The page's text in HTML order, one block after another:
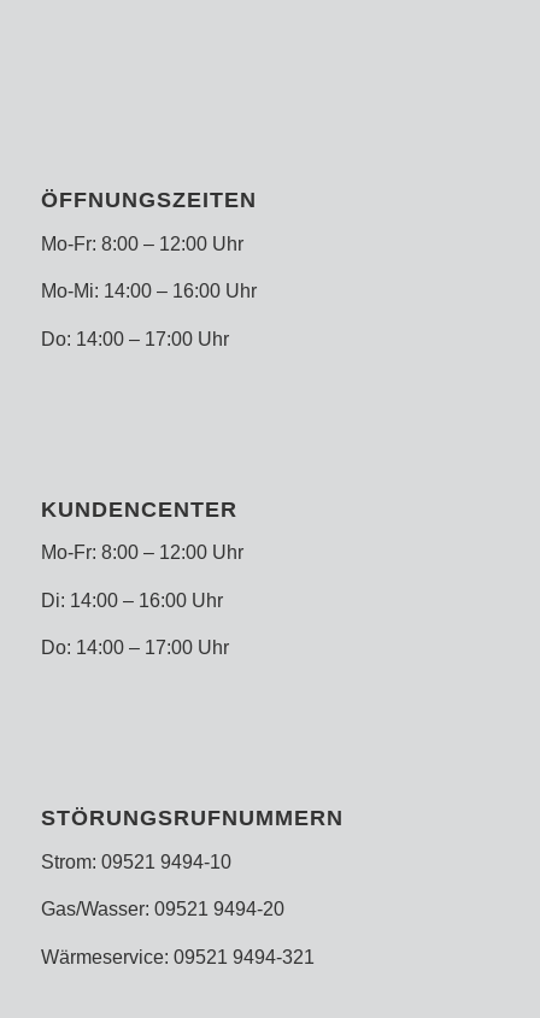
ÖFFNUNGSZEITEN
Mo-Fr: 8:00 – 12:00 Uhr
Mo-Mi: 14:00 – 16:00 Uhr
Do: 14:00 – 17:00 Uhr
KUNDENCENTER
Mo-Fr: 8:00 – 12:00 Uhr
Di: 14:00 – 16:00 Uhr
Do: 14:00 – 17:00 Uhr
STÖRUNGSRUFNUMMERN
Strom: 09521 9494-10
Gas/Wasser: 09521 9494-20
Wärmeservice: 09521 9494-321